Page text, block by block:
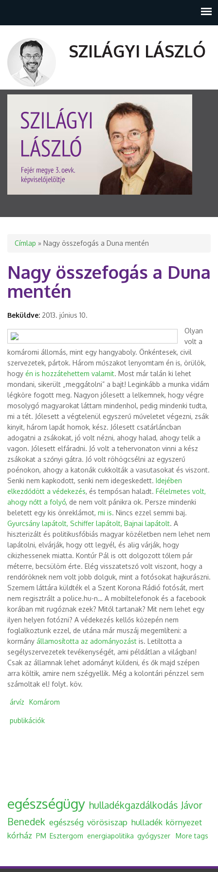
SZILÁGYI LÁSZLÓ
Jelenlegi hely
Címlap » Nagy összefogás a Duna mentén
Nagy összefogás a Duna
mentén
Beküldve: 2013. június 10.
Olyan
volt a
komáromi állomás, mint egy hangyaboly. Önkéntesek, civil
szervezetek, pártok. Három műszakot lenyomtam én is, örülök,
hogy én is hozzátehettem valamit. Most már talán ki lehet
mondani, sikerült „meggátolni” a bajt! Leginkább a munka vidám
légköre fogott meg. Nagyon jólesett a lelkemnek, hogy végre
mosolygó magyarokat láttam mindenhol, pedig mindenki tudta,
mi a tét. Jólesett a végtelenül egyszerű műveletet végezni, zsák
kinyit, három lapát homok, kész. Jólesett csatárláncban
adogatni a zsákokat, jó volt nézni, ahogy halad, ahogy telik a
vagon. Jólesett elfáradni. Jó volt a tehervonaton vinni a kész
zsákokat a szőnyi gátra. Jó volt röhögcsélni az egyszerű
poénokon, ahogy a katonák cukkolták a vasutasokat és viszont.
Senki nem kapkodott, senki nem idegeskedett. Idejében
elkezdődött a védekezés, és tempósan haladt. Félelmetes volt,
ahogy nőtt a folyó, de nem volt pánikra ok. Persze mindenki
beletett egy kis önreklámot, mi is. Nincs ezzel semmi baj.
Gyurcsány lapátolt, Schiffer lapátolt, Bajnai lapátolt. A
hiszterizált és politikusfóbiás magyar közéletben nem lehet nem
lapátolni, elvárják, hogy ott legyél, és alig várják, hogy
cikizhessenek miatta. Kontúr Pál is ott dolgozott tőlem pár
méterre, becsülöm érte. Elég visszatetsző volt viszont, hogy a
rendőröknek nem volt jobb dolguk, mint a fotósokat hajkurászni.
Szemem láttára küldték el a Szent Korona Rádió fotósát, mert
nem regisztrált a police.hu-n… A mobiltelefonok és a facebook
korában mit rugóznak ezek? Mitől tartanak? Mit nem lehet egy
ilyen helyen fotózni? A védekezés kellős közepén nem
foglalkoztunk ezzel, de utána már muszáj megemlíteni: a
kormány államosította az adományozást is. Letiltotta a
segélyszervezetek tevékenységét, ami példátlan a világban!
Csak az államnak lehet adományt küldeni, és ők majd szépen
arra költik, amire nem szégyellik. Még a kolontári pénzzel sem
számoltak el! folyt. köv.
árvíz Komárom
publikációk
egészségügy hulladékgazdálkodás Jávor
Benedek egészség vörösiszap hulladék környezet
kórház PM Esztergom energiapolitika gyógyszer More tags